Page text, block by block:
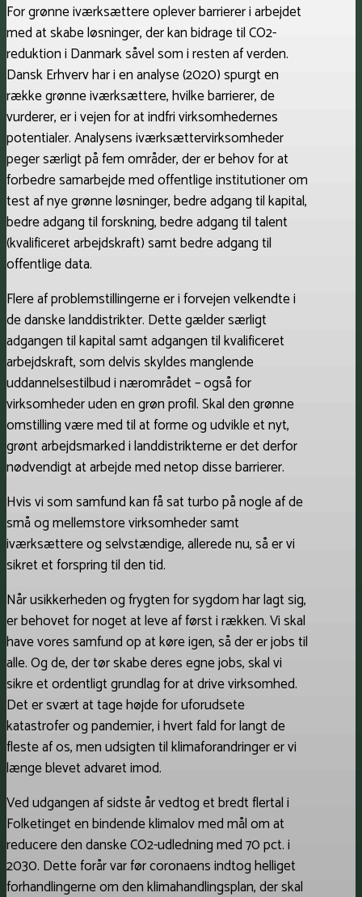
For grønne iværksættere oplever barrierer i arbejdet
med at skabe løsninger, der kan bidrage til CO2-
reduktion i Danmark såvel som i resten af verden.
Dansk Erhverv har i en analyse (2020) spurgt en
række grønne iværksættere, hvilke barrierer, de
vurderer, er i vejen for at indfri virksomhedernes
potentialer. Analysens iværksættervirksomheder
peger særligt på fem områder, der er behov for at
forbedre samarbejde med offentlige institutioner om
test af nye grønne løsninger, bedre adgang til kapital,
bedre adgang til forskning, bedre adgang til talent
(kvalificeret arbejdskraft) samt bedre adgang til
offentlige data.
Flere af problemstillingerne er i forvejen velkendte i
de danske landdistrikter. Dette gælder særligt
adgangen til kapital samt adgangen til kvalificeret
arbejdskraft, som delvis skyldes manglende
uddannelsestilbud i nærområdet – også for
virksomheder uden en grøn profil. Skal den grønne
omstilling være med til at forme og udvikle et nyt,
grønt arbejdsmarked i landdistrikterne er det derfor
nødvendigt at arbejde med netop disse barrierer.
Hvis vi som samfund kan få sat turbo på nogle af de
små og mellemstore virksomheder samt
iværksættere og selvstændige, allerede nu, så er vi
sikret et forspring til den tid.
Når usikkerheden og frygten for sygdom har lagt sig,
er behovet for noget at leve af først i rækken. Vi skal
have vores samfund op at køre igen, så der er jobs til
alle. Og de, der tør skabe deres egne jobs, skal vi
sikre et ordentligt grundlag for at drive virksomhed.
Det er svært at tage højde for uforudsete
katastrofer og pandemier, i hvert fald for langt de
fleste af os, men udsigten til klimaforandringer er vi
længe blevet advaret imod.
Ved udgangen af sidste år vedtog et bredt flertal i
Folketinget en bindende klimalov med mål om at
reducere den danske CO2-udledning med 70 pct. i
2030. Dette forår var før coronaens indtog helliget
forhandlingerne om den klimahandlingsplan, der skal